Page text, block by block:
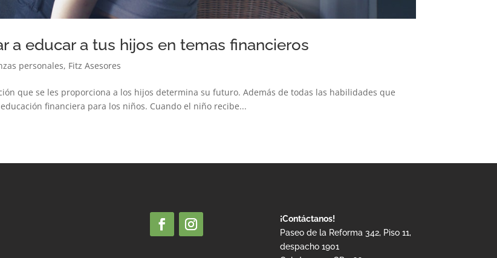
a educar a tus hijos en temas financieros
personales, Fitz Asesores
que se les proporciona a los hijos determina su futuro. Además de todas las habilidades que
financiera para los niños. Cuando el niño recibe...
¡Contáctanos!
Paseo de la Reforma 342, Piso 11,
despacho 1901